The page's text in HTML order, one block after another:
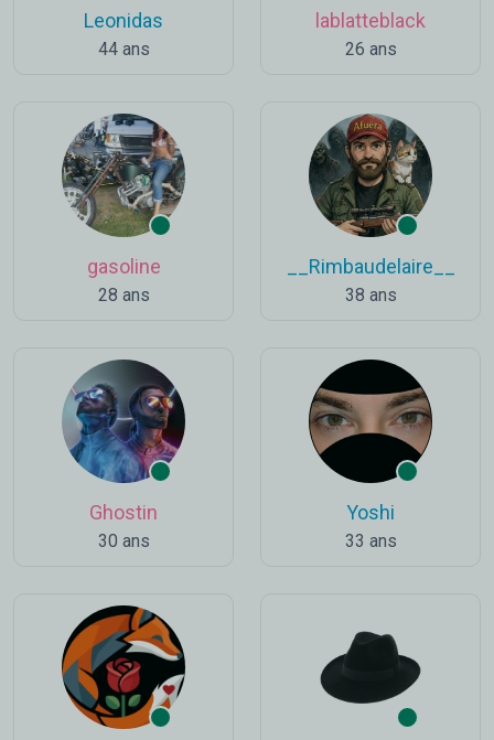
Leonidas
44 ans
lablatteblack
26 ans
gasoline
28 ans
__Rimbaudelaire__
38 ans
Ghostin
30 ans
Yoshi
33 ans